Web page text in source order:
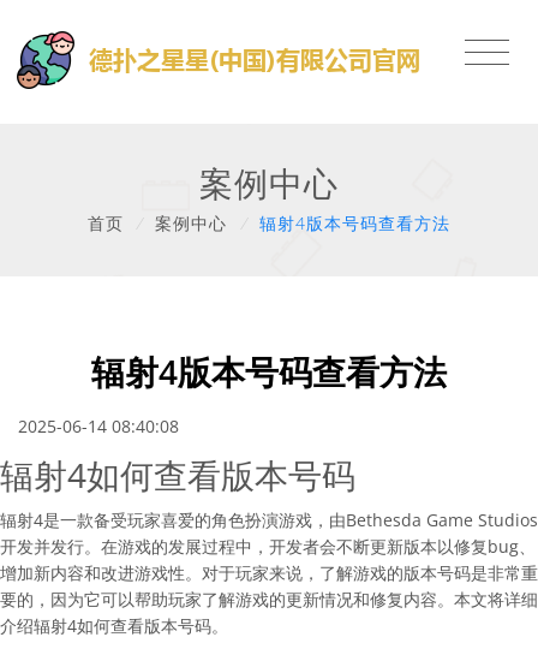
案例中心
首页 案例中心 辐射4版本号码查看方法
辐射4版本号码查看方法
2025-06-14 08:40:08
辐射4如何查看版本号码
辐射4是一款备受玩家喜爱的角色扮演游戏，由Bethesda Game Studios
开发并发行。在游戏的发展过程中，开发者会不断更新版本以修复bug、
增加新内容和改进游戏性。对于玩家来说，了解游戏的版本号码是非常重
要的，因为它可以帮助玩家了解游戏的更新情况和修复内容。本文将详细
介绍辐射4如何查看版本号码。